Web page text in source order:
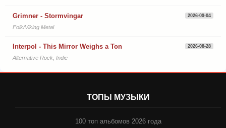
Grimner - Stormvingar 2026-09-04
Folk/Viking Metal
Interpol - This Mirror Weighs a Ton 2026-08-28
Alternative Rock, Indie
ТОПЫ МУЗЫКИ
100 топ альбомов 2026 года